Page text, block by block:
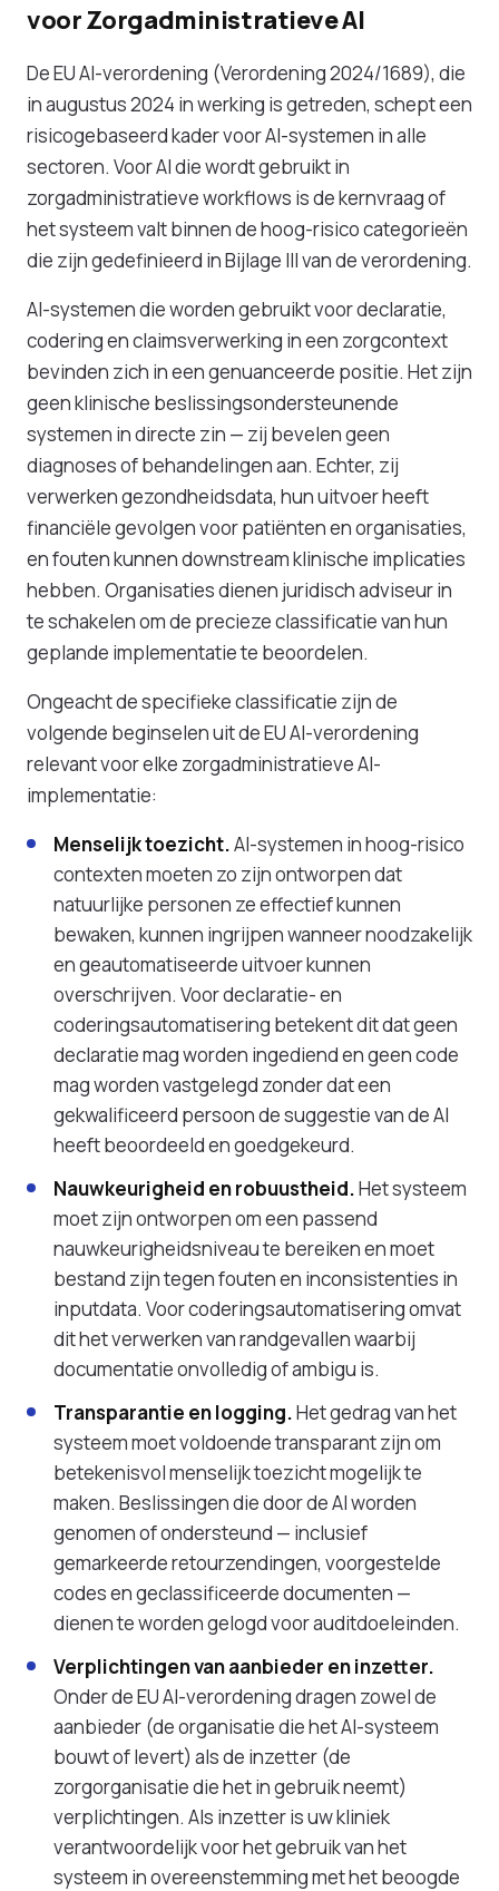
voor Zorgadministratieve AI
De EU AI-verordening (Verordening 2024/1689), die
in augustus 2024 in werking is getreden, schept een
risicogebaseerd kader voor AI-systemen in alle
sectoren. Voor AI die wordt gebruikt in
zorgadministratieve workflows is de kernvraag of
het systeem valt binnen de hoog-risico categorieën
die zijn gedefinieerd in Bijlage III van de verordening.
AI-systemen die worden gebruikt voor declaratie,
codering en claimsverwerking in een zorgcontext
bevinden zich in een genuanceerde positie. Het zijn
geen klinische beslissingsondersteunende
systemen in directe zin — zij bevelen geen
diagnoses of behandelingen aan. Echter, zij
verwerken gezondheidsdata, hun uitvoer heeft
financiële gevolgen voor patiënten en organisaties,
en fouten kunnen downstream klinische implicaties
hebben. Organisaties dienen juridisch adviseur in
te schakelen om de precieze classificatie van hun
geplande implementatie te beoordelen.
Ongeacht de specifieke classificatie zijn de
volgende beginselen uit de EU AI-verordening
relevant voor elke zorgadministratieve AI-
implementatie:
Menselijk toezicht.AI-systemen in hoog-risico
contexten moeten zo zijn ontworpen dat
natuurlijke personen ze effectief kunnen
bewaken, kunnen ingrijpen wanneer noodzakelijk
en geautomatiseerde uitvoer kunnen
overschrijven. Voor declaratie- en
coderingsautomatisering betekent dit dat geen
declaratie mag worden ingediend en geen code
mag worden vastgelegd zonder dat een
gekwalificeerd persoon de suggestie van de AI
heeft beoordeeld en goedgekeurd.
Nauwkeurigheid en robuustheid.Het systeem
moet zijn ontworpen om een passend
nauwkeurigheidsniveau te bereiken en moet
bestand zijn tegen fouten en inconsistenties in
inputdata. Voor coderingsautomatisering omvat
dit het verwerken van randgevallen waarbij
documentatie onvolledig of ambigu is.
Transparantie en logging.Het gedrag van het
systeem moet voldoende transparant zijn om
betekenisvol menselijk toezicht mogelijk te
maken. Beslissingen die door de AI worden
genomen of ondersteund — inclusief
gemarkeerde retourzendingen, voorgestelde
codes en geclassificeerde documenten —
dienen te worden gelogd voor auditdoeleinden.
Verplichtingen van aanbieder en inzetter.
Onder de EU AI-verordening dragen zowel de
aanbieder (de organisatie die het AI-systeem
bouwt of levert) als de inzetter (de
zorgorganisatie die het in gebruik neemt)
verplichtingen. Als inzetter is uw kliniek
verantwoordelijk voor het gebruik van het
systeem in overeenstemming met het beoogde